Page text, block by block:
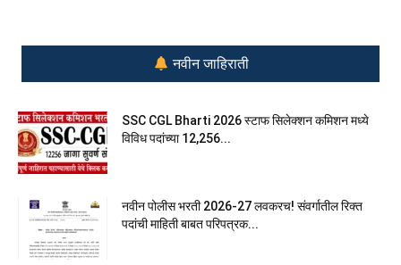
नवीन जाहिराती
SSC CGL Bharti 2026 स्टाफ सिलेक्शन कमिशन मध्ये
विविध पदांच्या 12,256...
नवीन पोलीस भरती 2026-27 लवकरच! संवर्गातील रिक्त
पदांची माहिती बाबत परिपत्रक...